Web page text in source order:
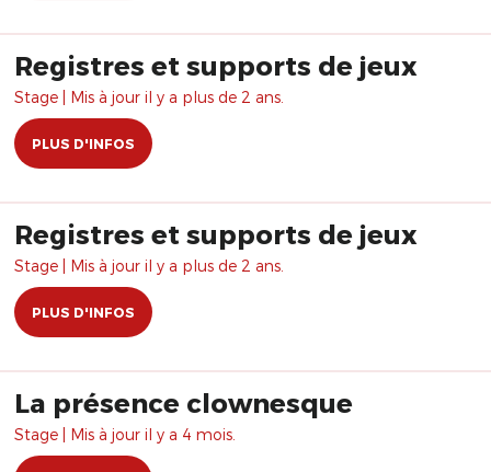
Registres et supports de jeux
Stage | Mis à jour il y a plus de 2 ans.
PLUS D'INFOS
Registres et supports de jeux
Stage | Mis à jour il y a plus de 2 ans.
PLUS D'INFOS
La présence clownesque
Stage | Mis à jour il y a 4 mois.